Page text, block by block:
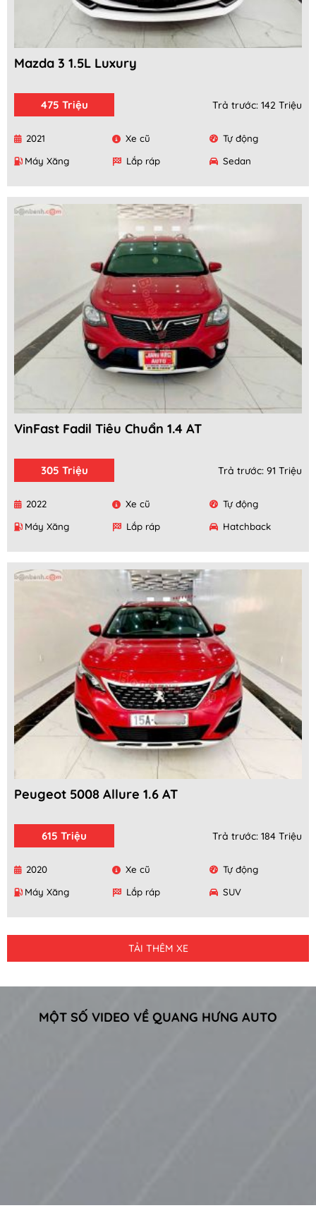
Mazda 3 1.5L Luxury
475 Triệu Trả trước: 142 Triệu
2021 Xe cũ
Tự động
Máy Xăng
Lắp ráp Sedan
VinFast Fadil Tiêu Chuẩn 1.4 AT
305 Triệu Trả trước: 91 Triệu
2022 Xe cũ
Tự động
Máy Xăng
Lắp ráp Hatchback
Peugeot 5008 Allure 1.6 AT
615 Triệu Trả trước: 184 Triệu
2020 Xe cũ
Tự động
Máy Xăng
Lắp ráp SUV
TẢI THÊM XE
MỘT SỐ VIDEO VỀ QUANG HƯNG AUTO